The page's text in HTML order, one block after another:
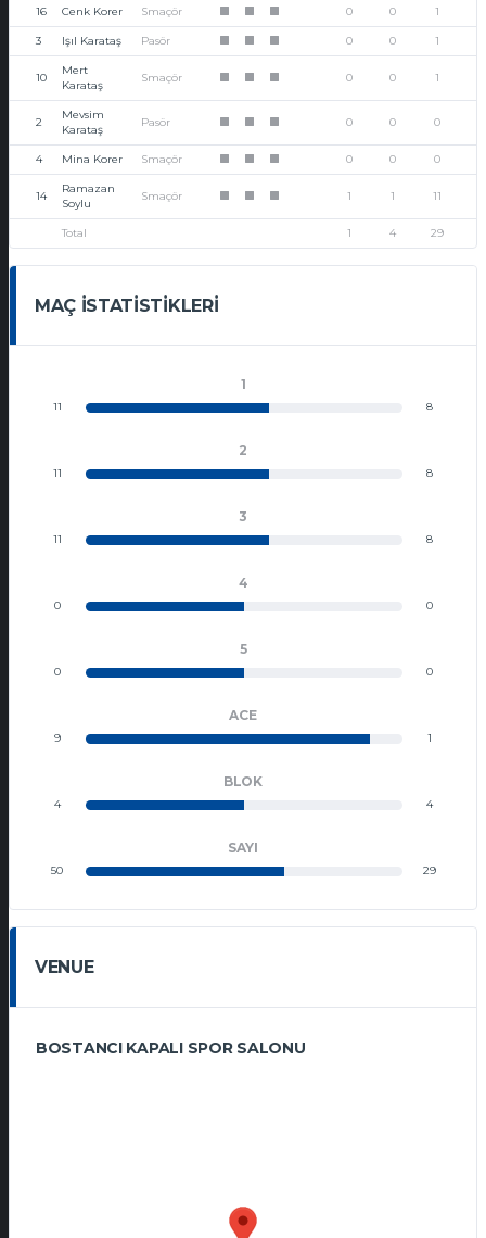
16 Cenk Korer Smaçör 0 0 1
3 Işıl Karataş Pasör 0 0 1
10
Mert
Karataş
Smaçör 0 0 1
2
Mevsim
Karataş
Pasör 0 0 0
4 Mina Korer Smaçör 0 0 0
14
Ramazan
Soylu
Smaçör 1 1 11
Total 1 4 29
MAÇ İSTATISTIKLERI
1
11 8
2
11 8
3
11 8
4
0 0
5
0 0
ACE
9 1
BLOK
4 4
SAYI
50 29
VENUE
BOSTANCI KAPALI SPOR SALONU